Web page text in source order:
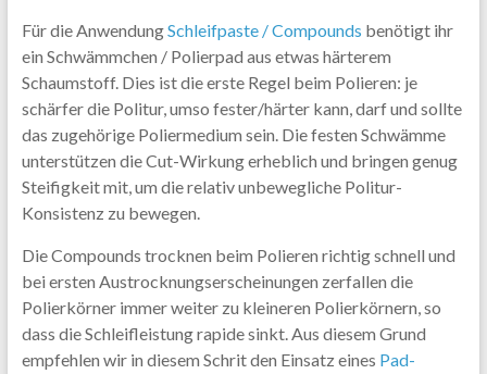
Für die AnwendungSchleifpaste / Compounds benötigt ihr
ein Schwämmchen / Polierpad aus etwas härterem
Schaumstoff. Dies ist die erste Regel beim Polieren: je
schärfer die Politur, umso fester/härter kann, darf und sollte
das zugehörige Poliermedium sein. Die festen Schwämme
unterstützen die Cut-Wirkung erheblich und bringen genug
Steifigkeit mit, um die relativ unbewegliche Politur-
Konsistenz zu bewegen.
Die Compounds trocknen beim Polieren richtig schnell und
bei ersten Austrocknungserscheinungen zerfallen die
Polierkörner immer weiter zu kleineren Polierkörnern, so
dass die Schleifleistung rapide sinkt. Aus diesem Grund
empfehlen wir in diesem Schrit den Einsatz eines Pad-